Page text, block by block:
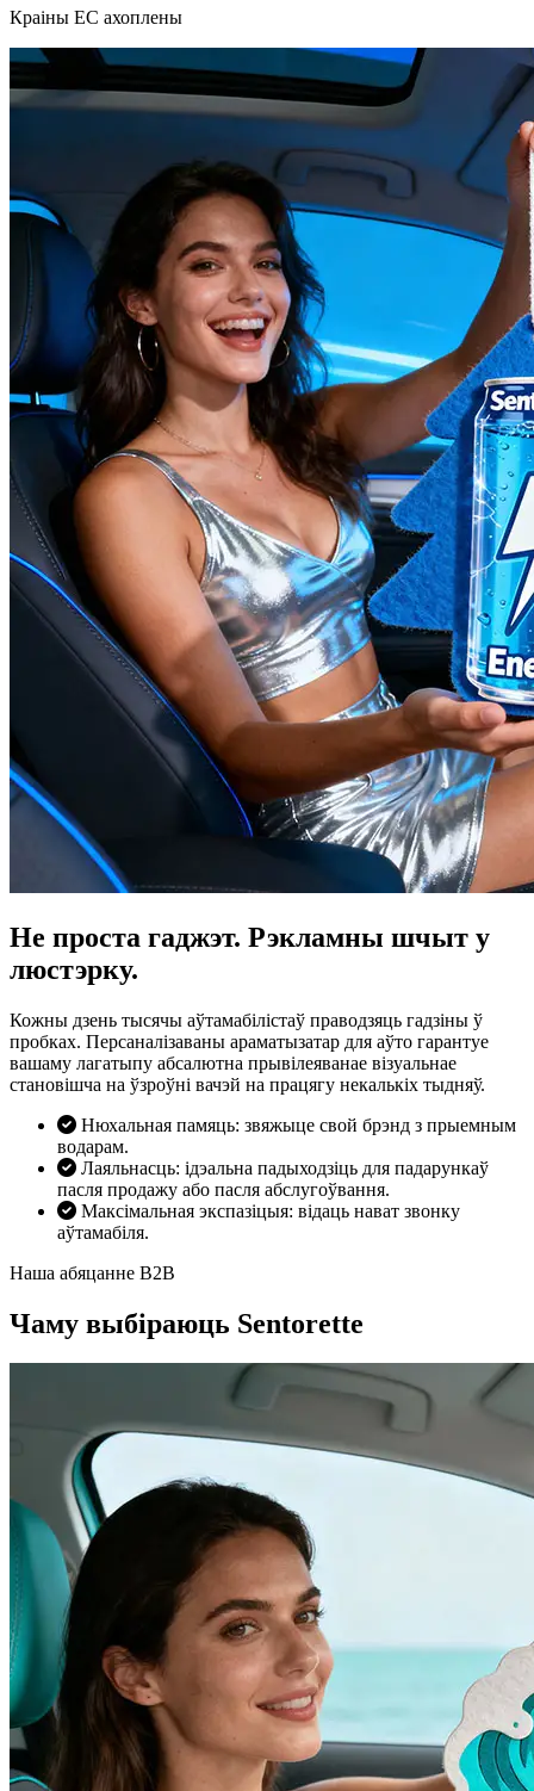
Краіны ЕС ахоплены
Не проста гаджэт. Рэкламны шчыт у
люстэрку.
Кожны дзень тысячы аўтамабілістаў праводзяць гадзіны ў
пробках. Персаналізаваны араматызатар для аўто гарантуе
вашаму лагатыпу абсалютна прывілеяванае візуальнае
становішча на ўзроўні вачэй на працягу некалькіх тыдняў.
Нюхальная памяць: звяжыце свой брэнд з прыемным
водарам.
Лаяльнасць: ідэальна падыходзіць для падарункаў
пасля продажу або пасля абслугоўвання.
Максімальная экспазіцыя: відаць нават звонку
аўтамабіля.
Наша абяцанне B2B
Чаму выбіраюць Sentorette